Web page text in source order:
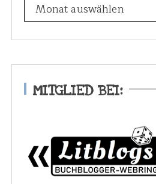
s
w
r
e
i
Monat auswählen
MITGLIED BEI: